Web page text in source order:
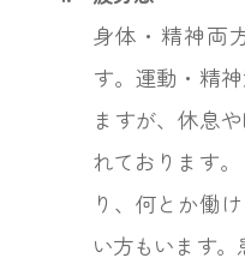
身体・精神両
す。運動・精
ますが、休息
れております
り、何とか働
い方もいます。